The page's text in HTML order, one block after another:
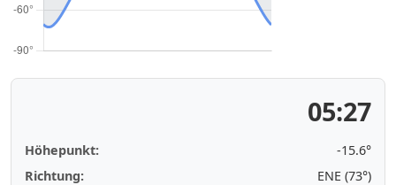
05:27
Höhepunkt:
-15.6°
Richtung:
ENE (73°)